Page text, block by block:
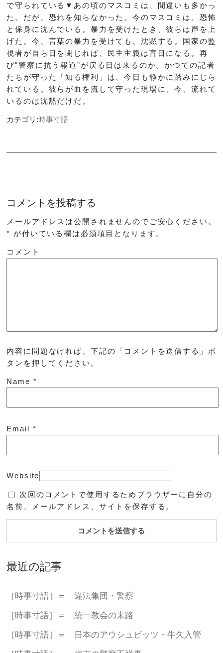
で守られている▼あの頃のマスコミは、間違いも多かっ
た。だが、恐れを知らなかった。今のマスコミは、恐怖
と保身に沈んでいる。暴力を受けたとき、彼らは声を上
げた。今、言葉の暴力を受けても、沈黙する。国家の監
視者が自ら目を閉じれば、民主主義は盲目になる。再
び“警察に抗う報道”が戻る日は来るのか。かつての記者
たちが守った「知る権利」は、今日も静かに踏みにじら
れている。彼らが血を流して守った現場に、今、流れて
いるのは沈黙だけだ。
カテゴリ:時事寸語
コメントを投稿する
メールアドレスは公開されませんのでご安心ください。
* が付いている欄は必須項目となります。
コメント
内容に問題なければ、下記の「コメントを送信する」ボ
タンを押してください。
Name *
Email *
Website
次回のコメントで使用するためブラウザーに自分の
名前、メールアドレス、サイトを保存する。
最近の記事
［時事寸語］＝ 違法集団・警察
［時事寸語］＝ 統一教会の末路
［時事寸語］＝ 日本のアウシュビッツ・牛久入管